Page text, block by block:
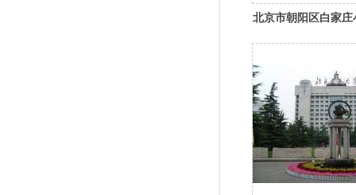
北京市朝阳区白家庄